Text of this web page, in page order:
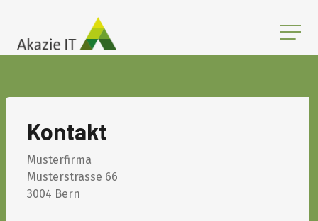
Kontakt
Musterfirma
Musterstrasse 66
3004 Bern